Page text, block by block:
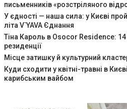
письменників «розстріляного
У єдності — наша сила: у Києві
літа V`YAVA Єднання
Тіна Кароль в Osocor Residence:
резиденції
Місце затишку й культурний
Куди сходити у квітні-травні в
карибським вайбом